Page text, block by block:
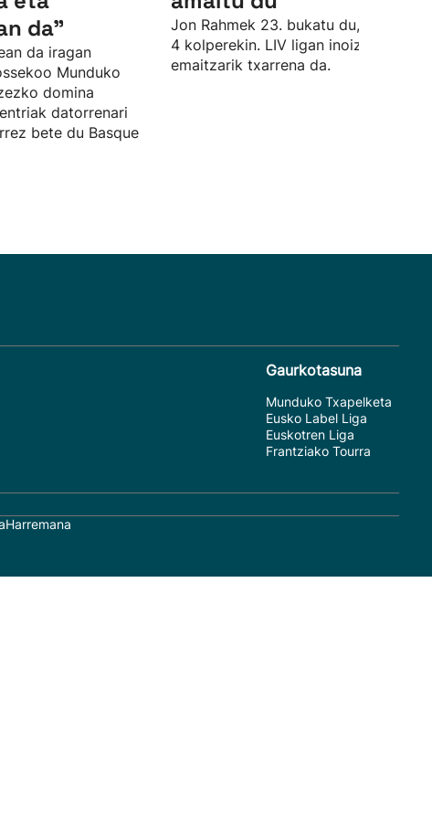
da"
da iragan
Munduko
domina
datorrenari
bete du Basque
Jon Rahmek 23. bukatu du, par
4 kolperekin. LIV ligan inoiz izan duen
emaitzarik txarrena da.
Gaurkotasuna
Munduko Txapelketa
Eusko Label Liga
Euskotren Liga
Frantziako Tourra
Harremana